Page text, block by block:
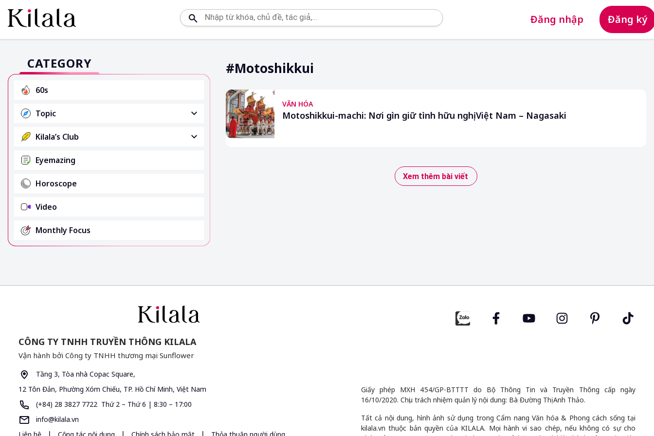
Đăng nhập Đăng ký
CATEGORY
60s
Topic
Kilala’s Club
Eyemazing
Horoscope
Video
Monthly Focus
#Motoshikkui
VĂN HÓA
Motoshikkui-machi: Nơi gìn giữ tình hữu nghị Việt Nam – Nagasaki
Xem thêm bài viết
CÔNG TY TNHH TRUYỀN THÔNG KILALA
Vận hành bởi Công ty TNHH thương mại Sunflower
Tầng 3, Tòa nhà Copac Square,
12 Tôn Đản, Phường Xóm Chiếu, TP. Hồ Chí Minh, Việt Nam
(+84) 28 3827 7722 Thứ 2 – Thứ 6 | 8:30 – 17:00
info@kilala.vn
| | |
Giấy phép MXH 454/GP-BTTTT do Bộ Thông Tin và Truyền Thông cấp ngày
16/10/2020. Chịu trách nhiệm quản lý nội dung: Bà Đường Thị Anh Thảo.
Tất cả nội dung, hình ảnh sử dụng trong Cẩm nang Văn hóa & Phong cách sống tại
kilala.vn thuộc bản quyền của KILALA. Mọi hành vi sao chép, nếu không có sự cho